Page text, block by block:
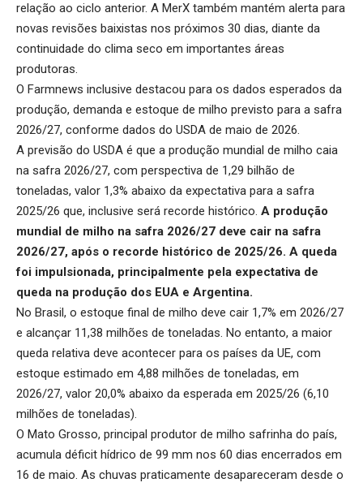
relação ao ciclo anterior. A MerX também mantém alerta para
novas revisões baixistas nos próximos 30 dias, diante da
continuidade do clima seco em importantes áreas
produtoras.
O Farmnews inclusive destacou para os dados esperados da
produção, demanda e estoque de milho previsto para a safra
2026/27, conforme dados do USDA de maio de 2026.
A previsão do USDA é que a produção mundial de milho caia
na safra 2026/27, com perspectiva de 1,29 bilhão de
toneladas, valor 1,3% abaixo da expectativa para a safra
2025/26 que, inclusive será recorde histórico. A produção
mundial de milho na safra 2026/27 deve cair na safra
2026/27, após o recorde histórico de 2025/26. A queda
foi impulsionada, principalmente pela expectativa de
queda na produção dos EUA e Argentina.
No Brasil, o estoque final de milho deve cair 1,7% em 2026/27
e alcançar 11,38 milhões de toneladas. No entanto, a maior
queda relativa deve acontecer para os países da UE, com
estoque estimado em 4,88 milhões de toneladas, em
2026/27, valor 20,0% abaixo da esperada em 2025/26 (6,10
milhões de toneladas).
O Mato Grosso, principal produtor de milho safrinha do país,
acumula déficit hídrico de 99 mm nos 60 dias encerrados em
16 de maio. As chuvas praticamente desapareceram desde o